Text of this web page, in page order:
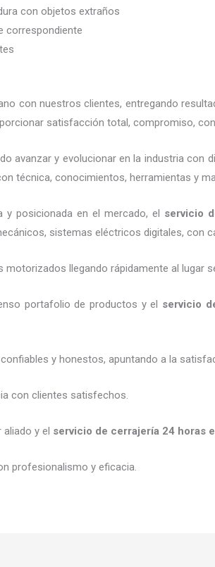
con objetos extraños
correspondiente
con nuestros clientes, entregando
satisfacción total, compromiso,
avanzar y evolucionar en la industria con
técnica, conocimientos, herramientas y
y posicionada en el mercado, el servicio
sistemas eléctricos digitales, con
llegando rápidamente al lugar
portafolio de productos y el servicio
y honestos, apuntando a la
con clientes satisfechos.
y el servicio de cerrajería 24 horas
profesionalismo y eficacia.